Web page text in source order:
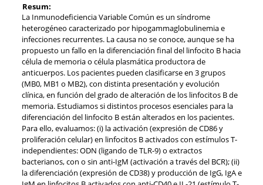
Resum:
La Inmunodeficiencia Variable Común es un síndrome
heterogéneo caracterizado por hipogammaglobulinemia e
infecciones recurrentes. La causa no se conoce, aunque se ha
propuesto un fallo en la diferenciación final del linfocito B hacia
célula de memoria o célula plasmática productora de
anticuerpos. Los pacientes pueden clasificarse en 3 grupos
(MB0, MB1 o MB2), con distinta presentación y evolución
clínica, en función del grado de alteración de los linfocitos B de
memoria. Estudiamos si distintos procesos esenciales para la
diferenciación del linfocito B están alterados en los pacientes.
Para ello, evaluamos: (i) la activación (expresión de CD86 y
proliferación celular) en linfocitos B activados con estímulos T-
independientes: ODN (ligando de TLR-9) o extractos
bacterianos, con o sin anti-IgM (activación a través del BCR); (ii)
la diferenciación (expresión de CD38) y producción de IgG, IgA e